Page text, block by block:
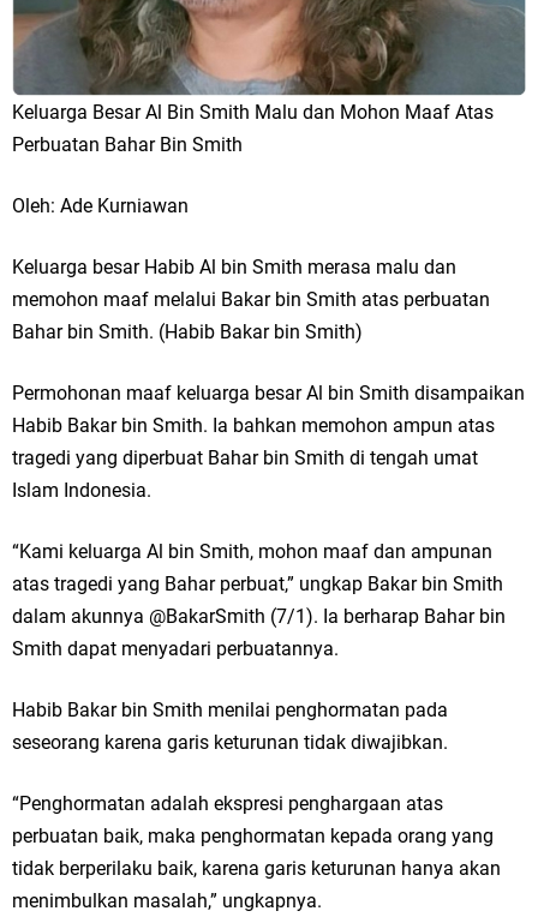
Keluarga Besar Al Bin Smith Malu dan Mohon Maaf Atas
Perbuatan Bahar Bin Smith
Oleh: Ade Kurniawan
Keluarga besar Habib Al bin Smith merasa malu dan
memohon maaf melalui Bakar bin Smith atas perbuatan
Bahar bin Smith. (Habib Bakar bin Smith)
Permohonan maaf keluarga besar Al bin Smith disampaikan
Habib Bakar bin Smith. Ia bahkan memohon ampun atas
tragedi yang diperbuat Bahar bin Smith di tengah umat
Islam Indonesia.
“Kami keluarga Al bin Smith, mohon maaf dan ampunan
atas tragedi yang Bahar perbuat,” ungkap Bakar bin Smith
dalam akunnya @BakarSmith (7/1). Ia berharap Bahar bin
Smith dapat menyadari perbuatannya.
Habib Bakar bin Smith menilai penghormatan pada
seseorang karena garis keturunan tidak diwajibkan.
“Penghormatan adalah ekspresi penghargaan atas
perbuatan baik, maka penghormatan kepada orang yang
tidak berperilaku baik, karena garis keturunan hanya akan
menimbulkan masalah,” ungkapnya.